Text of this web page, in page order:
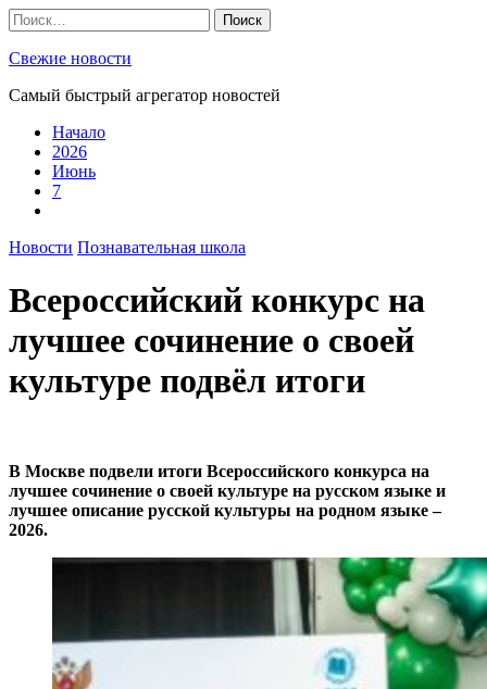
Skip
to
content
Найти:
Свежие новости
Самый быстрый агрегатор новостей
Начало
2026
Июнь
7
Новости Познавательная школа
Всероссийский конкурс на
лучшее сочинение о своей
культуре подвёл итоги
В Москве подвели итоги Всероссийского конкурса на
лучшее сочинение о своей культуре на русском языке и
лучшее описание русской культуры на родном языке –
2026.